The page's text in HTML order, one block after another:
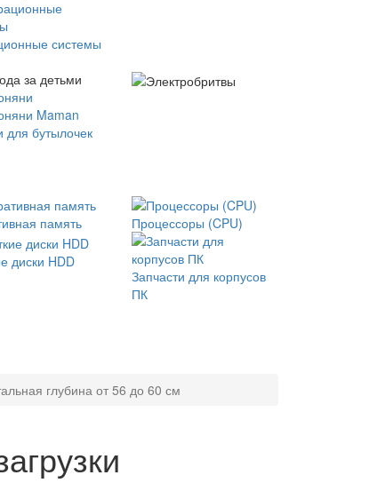
системы
за детьми
Maman
для бутылочек
память Процессоры (CPU)
диски HDD
Запчасти для корпусов
ПК
глубина от 56 до 60 см